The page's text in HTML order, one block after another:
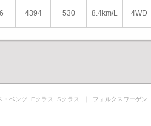
4394 530
-
8.4km/L
-
4WD
・ベンツ Eクラス Sクラス ｜ フォルクスワーゲン